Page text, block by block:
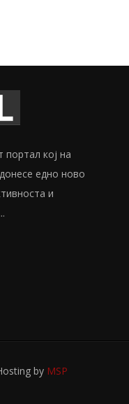
кој на
едно ново
и
by MSP